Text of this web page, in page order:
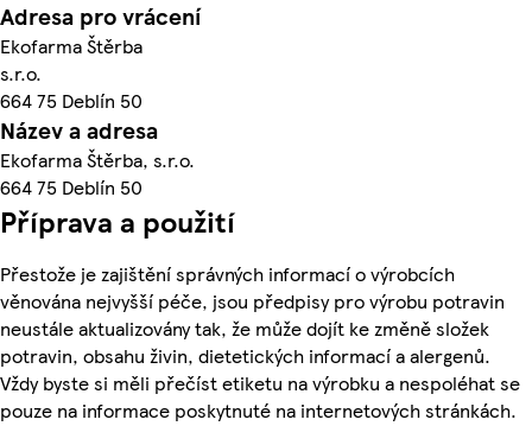
Adresa pro vrácení
Ekofarma Štěrba
s.r.o.
664 75 Deblín 50
Název a adresa
Ekofarma Štěrba, s.r.o.
664 75 Deblín 50
Příprava a použití
Přestože je zajištění správných informací o výrobcích
věnována nejvyšší péče, jsou předpisy pro výrobu potravin
neustále aktualizovány tak, že může dojít ke změně složek
potravin, obsahu živin, dietetických informací a alergenů.
Vždy byste si měli přečíst etiketu na výrobku a nespoléhat se
pouze na informace poskytnuté na internetových stránkách.